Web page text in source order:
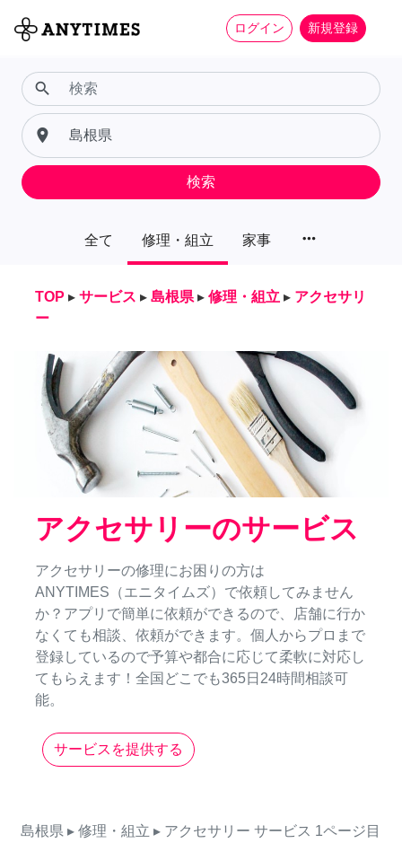
ログイン 新規登録
全て 修理・組立 家事 more_horiz
search
place
検索
TOP ▸ サービス ▸ 島根県 ▸ 修理・組立 ▸ アクセサリ
ー
アクセサリーのサービス
アクセサリーの修理にお困りの方は
ANYTIMES（エニタイムズ）で依頼してみません
か？アプリで簡単に依頼ができるので、店舗に行か
なくても相談、依頼ができます。個人からプロまで
登録しているので予算や都合に応じて柔軟に対応し
てもらえます！全国どこでも365日24時間相談可
能。
サービスを提供する
島根県 ▸ 修理・組立 ▸ アクセサリー サービス 1ページ目